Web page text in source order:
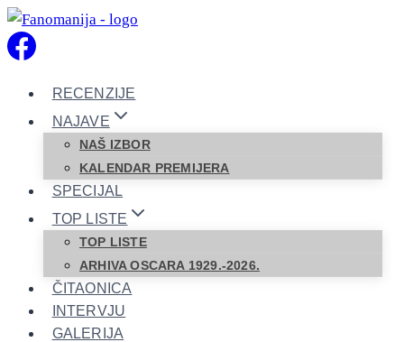
Skip
to
RECENZIJE
NAJAVE
NAŠ IZBOR
KALENDAR PREMIJERA
SPECIJAL
TOP LISTE
TOP LISTE
ARHIVA OSCARA 1929.-2026.
ČITAONICA
INTERVJU
GALERIJA